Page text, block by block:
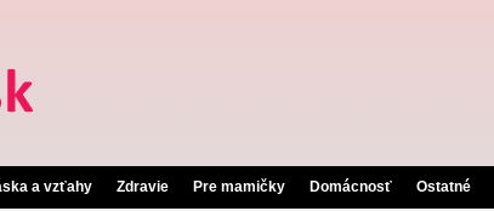
a vzťahy Zdravie Pre mamičky Domácnosť Ostatné